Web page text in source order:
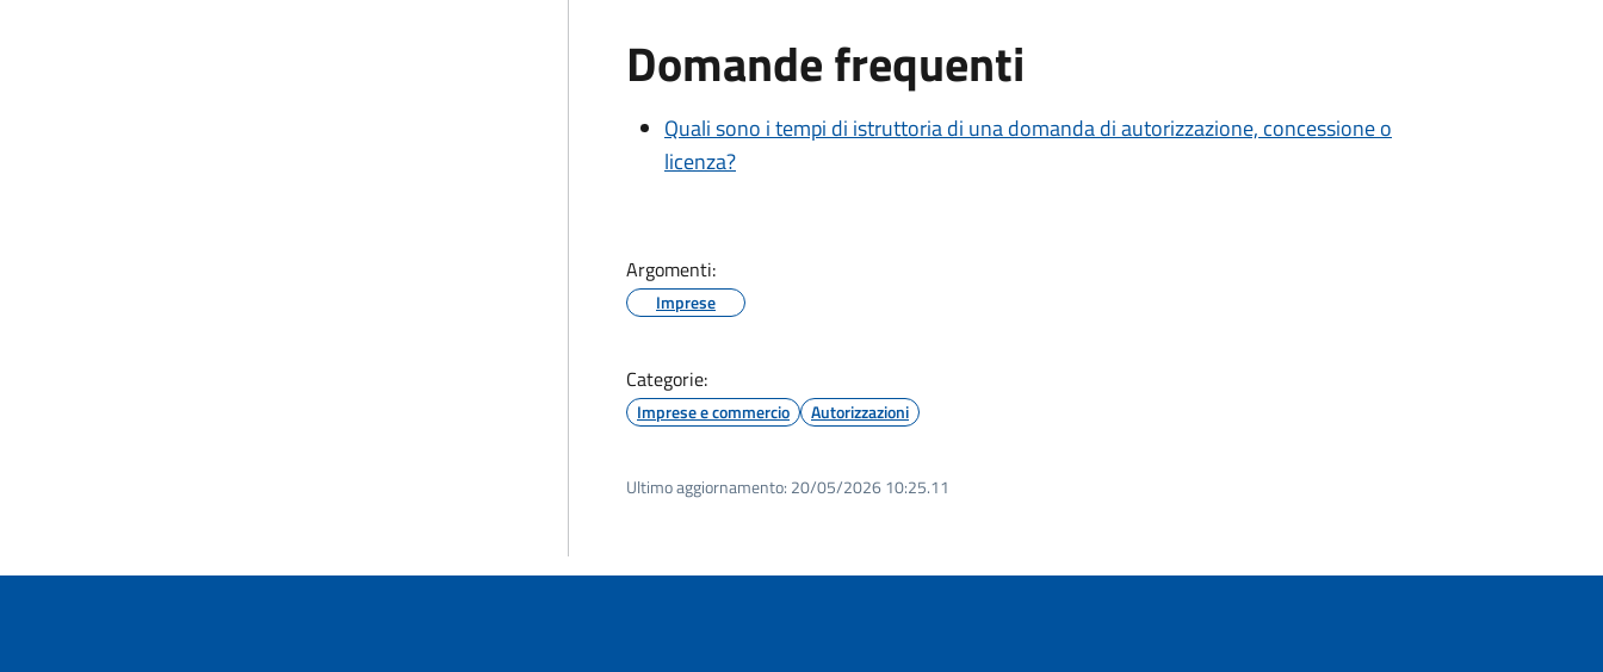
Domande frequenti
Quali sono i tempi di istruttoria di una domanda di autorizzazione, concessione o
licenza?
Argomenti:
Imprese
Categorie:
Imprese e commercio Autorizzazioni
Ultimo aggiornamento: 20/05/2026 10:25.11